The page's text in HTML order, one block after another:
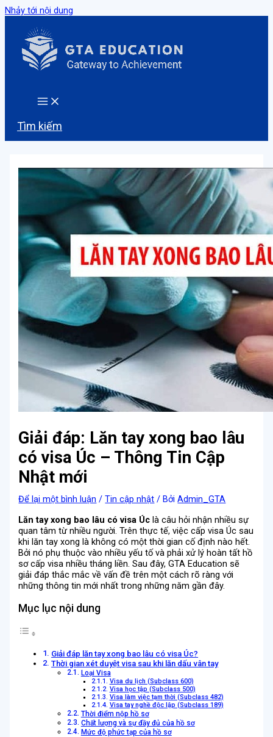
Nhảy tới nội dung
Tìm kiếm
Giải đáp: Lăn tay xong bao lâu
có visa Úc – Thông Tin Cập
Nhật mới
Để lại một bình luận /Tin cập nhật / BởiAdmin_GTA
Lăn tay xong bao lâu có visa Úc là câu hỏi nhận nhiều sự
quan tâm từ nhiều người. Trên thực tế, việc cấp visa Úc sau
khi lăn tay xong là không có một thời gian cố định nào hết.
Bởi nó phụ thuộc vào nhiều yếu tố và phải xử lý hoàn tất hồ
sơ cấp visa nhiều tháng liền. Sau đây, GTA Education sẽ
giải đáp thắc mắc về vấn đề trên một cách rõ ràng với
những thông tin mới nhất trong những năm gần đây.
Mục lục nội dung
Giải đáp lăn tay xong bao lâu có visa Úc?
Thời gian xét duyệt visa sau khi lăn dấu vân tay
Loại Visa
Visa du lịch (Subclass 600)
Visa học tập (Subclass 500)
Visa làm việc tạm thời (Subclass 482)
Visa tay nghề độc lập (Subclass 189)
Thời điểm nộp hồ sơ
Chất lượng và sự đầy đủ của hồ sơ
Mức độ phức tạp của hồ sơ